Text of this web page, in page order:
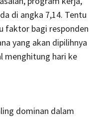
di angka 7,14. Tentu
faktor bagi responden
yang akan dipilihnya
menghitung hari ke
dominan dalam